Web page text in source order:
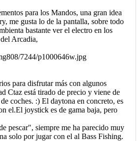
para los Mandos, una gran idea
me gusta lo de la pantalla, sobre todo
bastante ver el electro en los
Arcadia,
para disfrutar más con algunos
Ctaz está tirado de precio y viene de
coches. :) El daytona en concreto, es
el.El joystick es de gama baja, pero
pescar", siempre me ha parecido muy
solo por jugar con el al Bass Fishing.